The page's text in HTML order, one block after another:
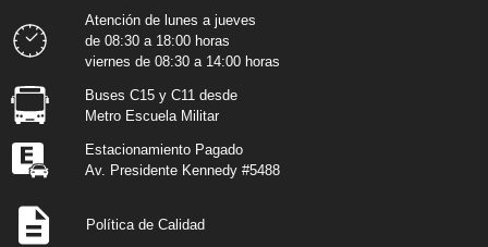
Atención de lunes a jueves
de 08:30 a 18:00 horas
viernes de 08:30 a 14:00 horas
Buses C15 y C11 desde
Metro Escuela Militar
Estacionamiento Pagado
Av. Presidente Kennedy #5488
Política de Calidad